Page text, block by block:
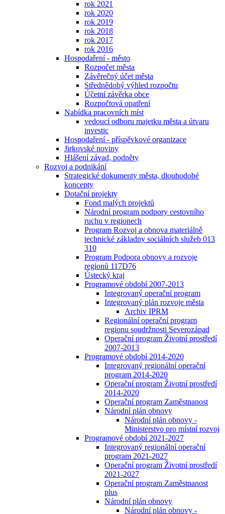
rok 2021
rok 2020
rok 2019
rok 2018
rok 2017
rok 2016
Hospodaření - město
Rozpočet města
Závěrečný účet města
Střednědobý výhled rozpočtu
Účetní závěrka obce
Rozpočtová opatření
Nabídka pracovních míst
vedoucí odboru majetku města a útvaru
investic
Hospodaření - příspěvkové organizace
Jirkovské noviny
Hlášení závad, podněty
Rozvoj a podnikání
Strategické dokumenty města, dlouhodobé
koncepty
Dotační projekty
Fond malých projektů
Národní program podpory cestovního
ruchu v regionech
Program Rozvoj a obnova materiálně
technické základny sociálních služeb 013
310
Program Podpora obnovy a rozvoje
regionů 117D76
Ústecký kraj
Programové období 2007-2013
Integrovaný operační program
Integrovaný plán rozvoje města
Archiv IPRM
Regionální operační program
regionu soudržnosti Severozápad
Operační program Životní prostředí
2007-2013
Programové období 2014-2020
Integrovaný regionální operační
program 2014-2020
Operační program Životní prostředí
2014-2020
Operační program Zaměstnanost
Národní plán obnovy
Národní plán obnovy -
Ministerstvo pro místní rozvoj
Programové období 2021-2027
Integrovaný regionální operační
program 2021-2027
Operační program Životní prostředí
2021-2027
Operační program Zaměstnanost
plus
Národní plán obnovy
Národní plán obnovy -